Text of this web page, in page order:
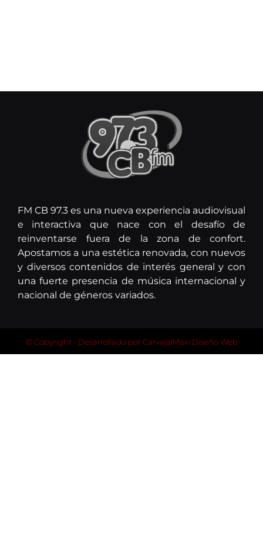
FM CB 97.3 es una nueva experiencia audiovisual
e interactiva que nace con el desafío de
reinventarse fuera de la zona de confort.
Apostamos a una estética renovada, con nuevos
y diversos contenidos de interés general y con
una fuerte presencia de música internacional y
nacional de géneros variados.
© Copyright - Desarrollado porCarvajalMaxi Diseño Web